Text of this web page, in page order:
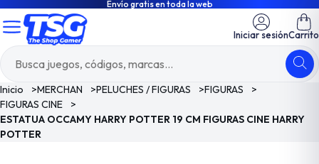
Envío gratis en toda la web
Iniciar sesiónCarrito
Inicio >MERCHAN >PELUCHES / FIGURAS >FIGURAS
>
FIGURAS CINE
>
ESTATUA OCCAMY HARRY POTTER 19 CM FIGURAS CINE HARRY
POTTER